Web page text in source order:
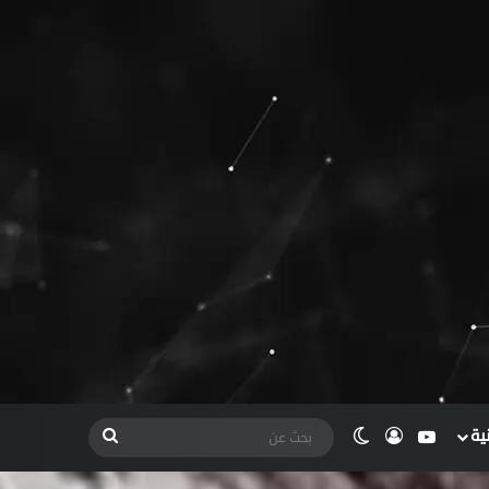
يوتيوبتسجيل الدخول
الوضع المظلم
عن